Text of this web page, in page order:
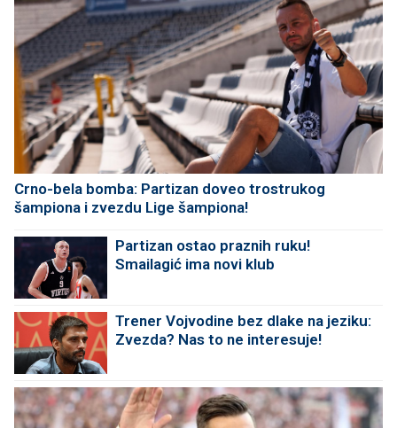
Crno-bela bomba: Partizan doveo trostrukog
šampiona i zvezdu Lige šampiona!
Partizan ostao praznih ruku!
Smailagić ima novi klub
Trener Vojvodine bez dlake na jeziku:
Zvezda? Nas to ne interesuje!